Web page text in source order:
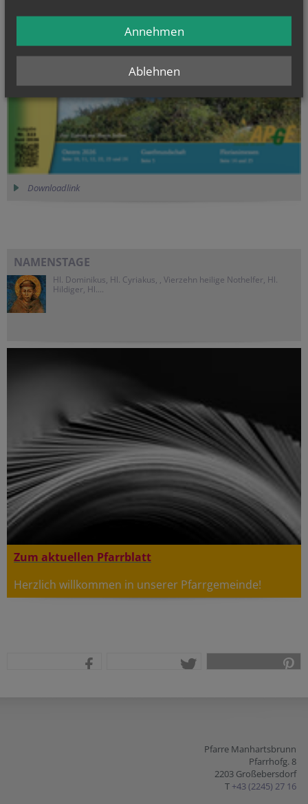
Downloadlink
NAMENSTAGE
Hl. Dominikus, Hl. Cyriakus, , Vierzehn heilige Nothelfer, Hl.
Hildiger, Hl....
Zum aktuellen Pfarrblatt
Herzlich willkommen in unserer Pfarrgemeinde!
Pfarre Manhartsbrunn
Pfarrhofg. 8
2203 Großebersdorf
T +43 (2245) 27 16
Ablehnen
Annehmen